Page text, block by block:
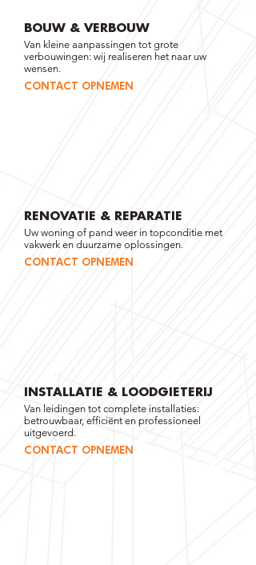
BOUW & VERBOUW
Van kleine aanpassingen tot grote
verbouwingen: wij realiseren het naar uw
wensen.
CONTACT OPNEMEN
RENOVATIE & REPARATIE
Uw woning of pand weer in topconditie met
vakwerk en duurzame oplossingen.
CONTACT OPNEMEN
INSTALLATIE & LOODGIETERIJ
Van leidingen tot complete installaties:
betrouwbaar, efficiënt en professioneel
uitgevoerd.
CONTACT OPNEMEN